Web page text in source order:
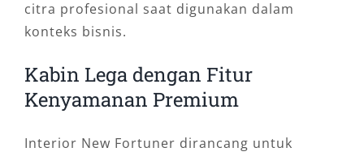
citra profesional saat digunakan dalam
konteks bisnis.
Kabin Lega dengan Fitur
Kenyamanan Premium
Interior New Fortuner dirancang untuk